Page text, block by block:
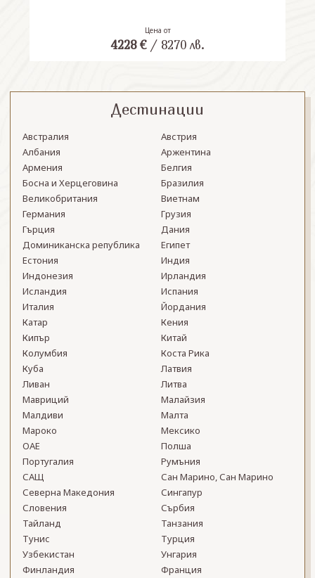
Цена от
4228 €/ 8270 лв.
Дестинации
Австралия
Австрия
Албания
Аржентина
Армения
Белгия
Босна и Херцеговина
Бразилия
Великобритания
Виетнам
Германия
Грузия
Гърция
Дания
Доминиканска република
Египет
Естония
Индия
Индонезия
Ирландия
Исландия
Испания
Италия
Йордания
Катар
Кения
Кипър
Китай
Колумбия
Коста Рика
Куба
Латвия
Ливан
Литва
Мавриций
Малайзия
Малдиви
Малта
Мароко
Мексико
ОАЕ
Полша
Португалия
Румъния
САЩ
Сан Марино, Сан Марино
Северна Македония
Сингапур
Словения
Сърбия
Тайланд
Танзания
Тунис
Турция
Узбекистан
Унгария
Финландия
Франция